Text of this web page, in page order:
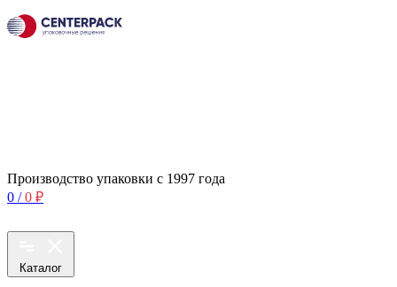
Производство упаковки с 1997 года
0 / 0 ₽
Каталог